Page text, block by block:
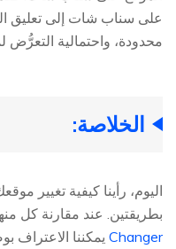
على سناب شات إلى تعليق
محدودة، واحتمالية التعرُّض
الخلاصة:
اليوم، رأينا كيفية تغيير
بطريقتين. عند مقارنة كل
Changer يمكننا الاعتراف